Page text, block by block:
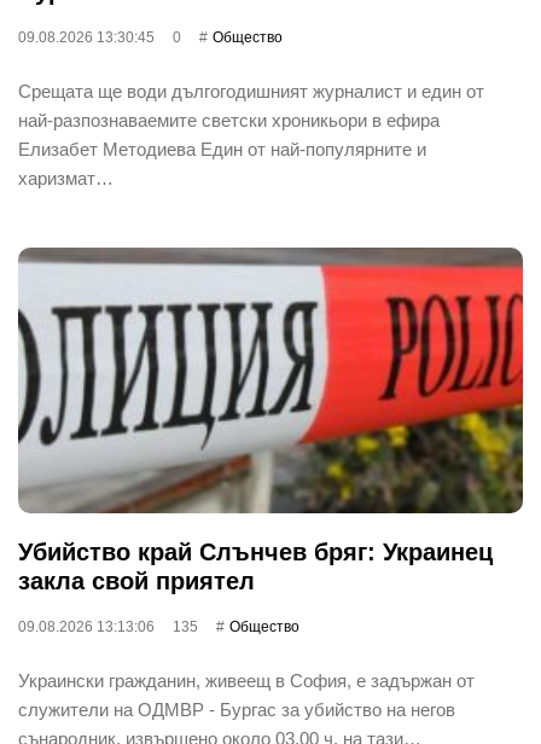
09.08.2026 13:30:45 0 Общество
Срещата ще води дългогодишният журналист и един от
най-разпознаваемите светски хроникьори в ефира
Елизабет Методиева Един от най-популярните и
харизмат…
Убийство край Слънчев бряг: Украинец
закла свой приятел
09.08.2026 13:13:06 135 Общество
Украински гражданин, живеещ в София, е задържан от
служители на ОДМВР - Бургас за убийство на негов
сънародник, извършено около 03.00 ч. на тази…